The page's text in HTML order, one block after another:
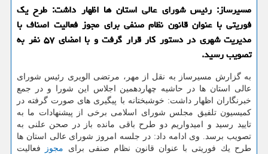
مسیرساز: رئیس شورای عالی استان ها اظهار داشت: طرح یك
فوریتی با عنوان قانون نظام صنفی برای مجوز فعالیت اصناف با
مدیریت شهری در دستور كار قرار گرفت و با امضای ۵۷ نفر به
تصویب رسید.
به گزارش مسیرساز به نقل از مهر، مرتضی الویری رئیس شورای
عالی استان ها در حاشیه چهاردهمین اجلاس این شورا و در جمع
خبرنگاران اظهار داشت: خوشبختانه با پیگیری های صورت گرفته در
كمیسیون تلفیق مجلس شورای اسلامی برخی از پیشنهادات ما به
تایید رسید و امیدواریم دو طرح باقی مانده باز در صحن علنی به
تصویب برسد. وی ادامه داد: در جلسه امروز شورای عالی استان ها
طرح یك فوریتی با عنوان قانون نظام صنفی برای مجوز
فعالیت